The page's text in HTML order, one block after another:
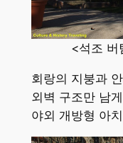
<석조 버
회랑의 지붕과
외벽 구조만 남
야외 개방형 아